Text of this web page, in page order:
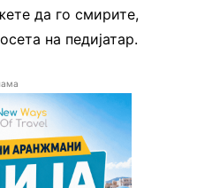
да го смирите,
на педијатар.